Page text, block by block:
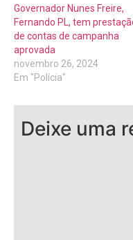
Governador Nunes Freire,
Fernando PL, tem
de contas de campanha
aprovada
novembro 26, 2024
Em "Polícia"
Deixe uma